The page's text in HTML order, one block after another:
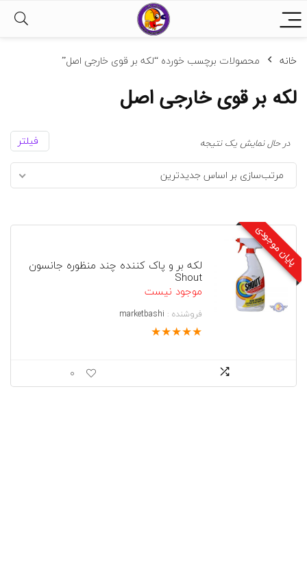
خانه محصولات برچسب خورده “لکه بر قوی خارجی اصل”
لکه بر قوی خارجی اصل
فیلتر در حال نمایش یک نتیجه
مرتب‌سازی بر اساس جدیدترین
پایان موجودی لکه بر و پاک کننده چند منظوره جانسون
Shout
موجود نیست
فروشنده : marketbashi
★
★
★
★
★
0